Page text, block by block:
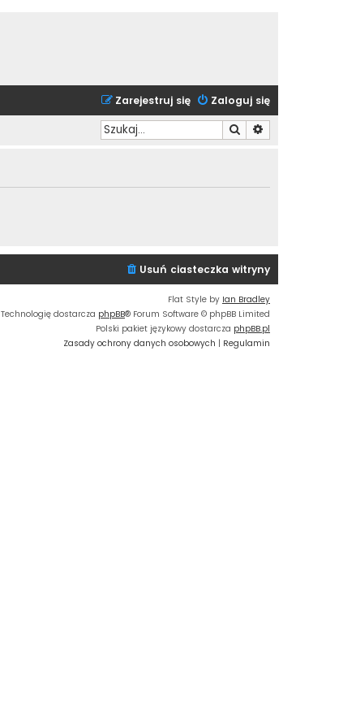
Zaloguj się
Zarejestruj się
Szukaj
Usuń ciasteczka witryny
Flat Style by Ian Bradley
Technologię dostarcza phpBB® Forum Software © phpBB Limited
Polski pakiet językowy dostarcza phpBB.pl
Zasady ochrony danych osobowych | Regulamin